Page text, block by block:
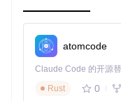
实战三步法：从
准备阶段：环境配置
atomcode
Rust
0